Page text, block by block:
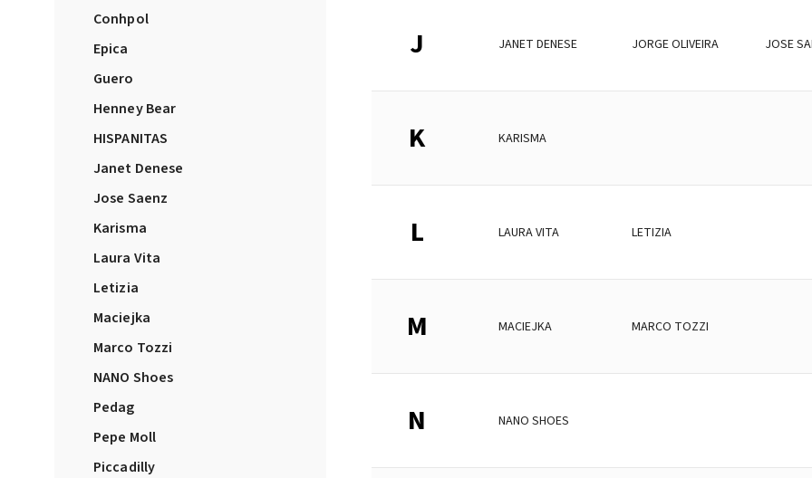
Conhpol
Epica
Guero
Henney Bear
HISPANITAS
Janet Denese
Jose Saenz
Karisma
Laura Vita
Letizia
Maciejka
Marco Tozzi
NANO Shoes
Pedag
Pepe Moll
Piccadilly
J JANET DENESE JORGE OLIVEIRA JOSE
K KARISMA
L LAURA VITA LETIZIA
M MACIEJKA MARCO TOZZI
N NANO SHOES